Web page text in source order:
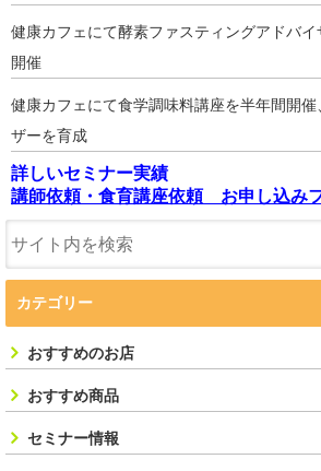
健康カフェにて酵素ファスティングアドバ
開催
健康カフェにて食学調味料講座を半年間開
ザーを育成
詳しいセミナー実績
講師依頼・食育講座依頼 お申し込み
カテゴリー
おすすめのお店
おすすめ商品
セミナー情報